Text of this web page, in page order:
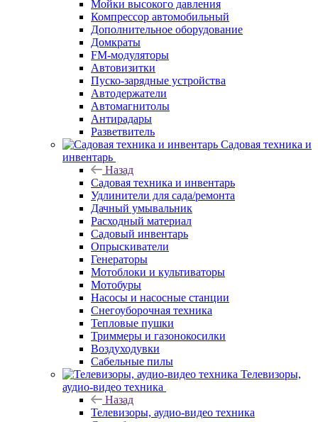
Мойки высокого давления
Компрессор автомобильный
Дополнительное оборудование
Домкраты
FM-модуляторы
Автовизитки
Пуско-зарядные устройства
Автодержатели
Автомагнитолы
Антирадары
Разветвитель
Садовая техника и
инвентарь
Назад
Садовая техника и инвентарь
Удлинители для сада/ремонта
Дачный умывальник
Расходный материал
Садовый инвентарь
Опрыскиватели
Генераторы
Мотоблоки и культиваторы
Мотобуры
Насосы и насосные станции
Снегоуборочная техника
Тепловые пушки
Триммеры и газонокосилки
Воздуходувки
Сабельные пилы
Телевизоры,
аудио-видео техника
Назад
Телевизоры, аудио-видео техника